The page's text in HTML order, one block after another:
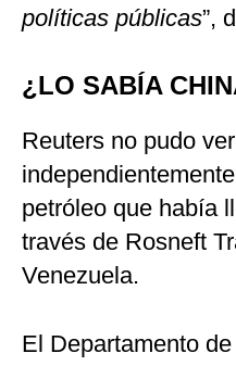
políticas públicas”,
¿LO SABÍA
Reuters no pudo
petróleo que había
través de Rosneft
Venezuela.
El Departamento